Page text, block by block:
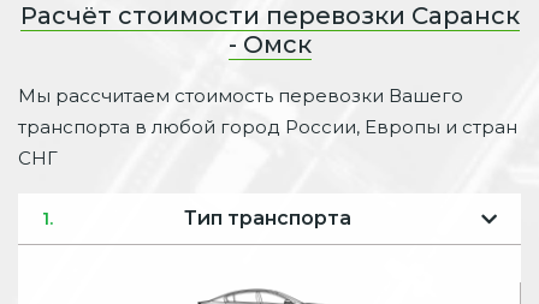
Расчёт стоимости перевозки Саранск
- Омск
Мы рассчитаем стоимость перевозки Вашего
транспорта в любой город России, Европы и стран
СНГ
1. Тип транспорта